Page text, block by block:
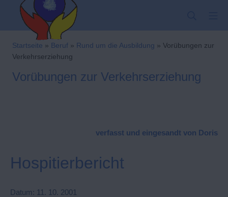
springen
Kindergarten-
Startseite » Beruf » Rund um die Ausbildung » Vorübungen zur
Verkehrserziehung
Vorübungen zur Verkehrserziehung
verfasst und eingesandt von Doris
Hospitierbericht
Datum: 11. 10. 2001